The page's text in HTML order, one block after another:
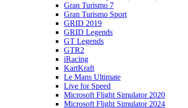
Gran Turismo 7
Gran Turismo Sport
GRID 2019
GRID Legends
GT Legends
GTR2
iRacing
KartKraft
Le Mans Ultimate
Live for Speed
Microsoft Flight Simulator 2020
Microsoft Flight Simulator 2024